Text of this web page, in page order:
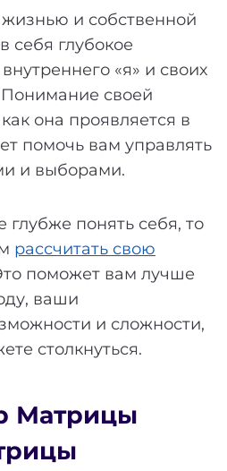
и собственной
себя глубокое
«я» и своих
своей
она проявляется в
помочь вам управлять
и выборами.
глубже понять себя, то
рассчитать свою
поможет вам лучше
ваши
и сложности,
столкнуться.
Матрицы